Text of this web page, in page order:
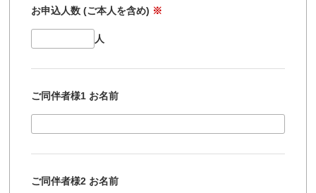
お申込人数 (ご本人を含め) ※
人
ご同伴者様1 お名前
ご同伴者様2 お名前